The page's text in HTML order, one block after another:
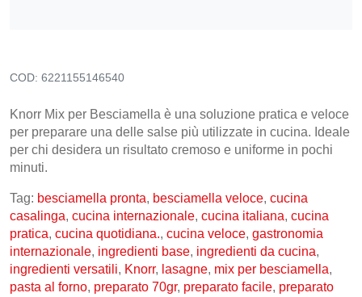
COD: 6221155146540
Knorr Mix per Besciamella è una soluzione pratica e veloce
per preparare una delle salse più utilizzate in cucina. Ideale
per chi desidera un risultato cremoso e uniforme in pochi
minuti.
Tag: besciamella pronta, besciamella veloce, cucina
casalinga, cucina internazionale, cucina italiana, cucina
pratica, cucina quotidiana., cucina veloce, gastronomia
internazionale, ingredienti base, ingredienti da cucina,
ingredienti versatili, Knorr, lasagne, mix per besciamella,
pasta al forno, preparato 70gr, preparato facile, preparato